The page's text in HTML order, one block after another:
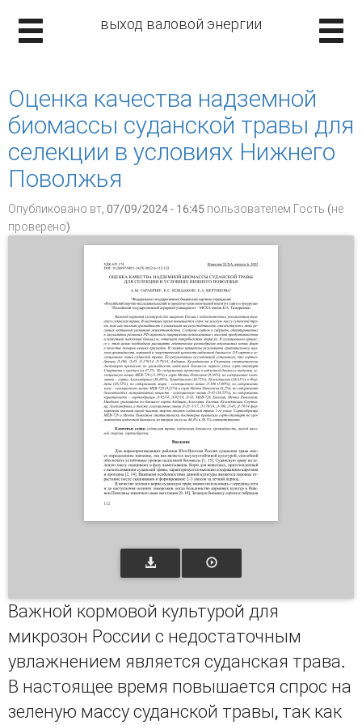
выход валовой энергии
Оценка качества надземной
биомассы суданской травы для
селекции в условиях Нижнего
Поволжья
Опубликовано вт, 07/09/2024 - 16:45 пользователем Гость (не
проверено)
Важной кормовой культурой для
микрозон России с недостаточным
увлажнением является суданская трава.
В настоящее время повышается спрос на
зеленую массу суданской травы, так как